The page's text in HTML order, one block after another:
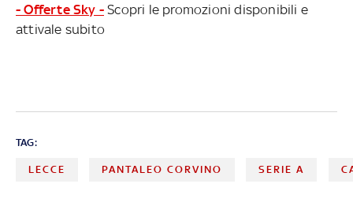
- Offerte Sky - Scopri le promozioni disponibili e
attivale subito
TAG:
LECCE PANTALEO CORVINO SERIE A